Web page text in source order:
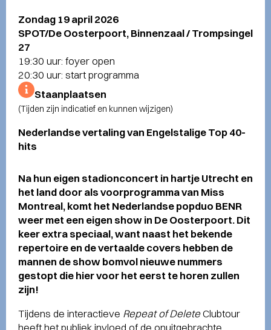
Zondag 19 april 2026
SPOT/De Oosterpoort, Binnenzaal / Trompsingel
27
19:30 uur: foyer open
20:30 uur: start programma
Staanplaatsen
(Tijden zijn indicatief en kunnen wijzigen)
Nederlandse vertaling van Engelstalige Top 40-
hits
Na hun eigen stadionconcert in hartje Utrecht en
het land door als voorprogramma van Miss
Montreal, komt het Nederlandse popduo BENR
weer met een eigen show in De Oosterpoort. Dit
keer extra speciaal, want naast het bekende
repertoire en de vertaalde covers hebben de
mannen de show bomvol nieuwe nummers
gestopt die hier voor het eerst te horen zullen
zijn!
Tijdens de interactieve Repeat of DeleteClubtour
heeft het publiek invloed of de onuitgebrachte